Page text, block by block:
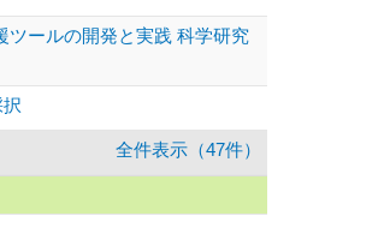
ツールの開発と実践 科学研究
全件表示（47件）